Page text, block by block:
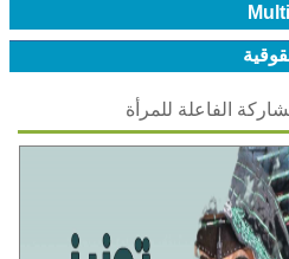
الفاعلة للمرأة